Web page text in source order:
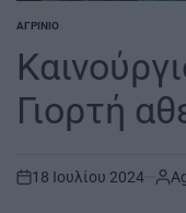
POSTED
ΑΓΡΊΝΙΟ
Γιορτή
on
18 Ιουλίου 2024